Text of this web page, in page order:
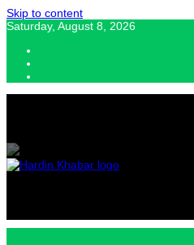
Skip to content
Saturday, August 8, 2026